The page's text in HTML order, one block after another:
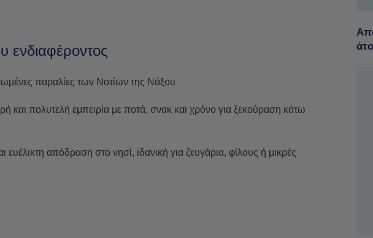
ενδιαφέροντος
παραλίες των Νοτίων της Νάξου
και πολυτελή εμπειρία με ποτά, σνακ και χρόνο για ξεκούραση κάτω
ευέλικτη απόδραση στο νησί, ιδανική για ζευγάρια, φίλους ή μικρές